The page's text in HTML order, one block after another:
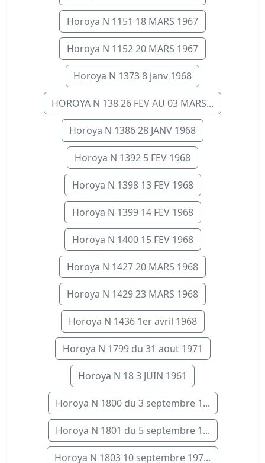
Horoya N 1151 18 MARS 1967
Horoya N 1152 20 MARS 1967
Horoya N 1373 8 janv 1968
HOROYA N 138 26 FEV AU 03 MARS...
Horoya N 1386 28 JANV 1968
Horoya N 1392 5 FEV 1968
Horoya N 1398 13 FEV 1968
Horoya N 1399 14 FEV 1968
Horoya N 1400 15 FEV 1968
Horoya N 1427 20 MARS 1968
Horoya N 1429 23 MARS 1968
Horoya N 1436 1er avril 1968
Horoya N 1799 du 31 aout 1971
Horoya N 18 3 JUIN 1961
Horoya N 1800 du 3 septembre 1...
Horoya N 1801 du 5 septembre 1...
Horoya N 1803 10 septembre 197...